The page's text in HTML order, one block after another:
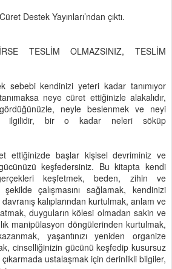
Destek Yayınları’ndan çıktı.
TESLİM OLMAZSINIZ, TESLİM
sebebi kendinizi yeteri kadar tanımıyor
neye cüret ettiğinizle alakalıdır,
neyle beslenmek ve neyi
ilgilidir, bir o kadar neleri söküp
ettiğinizde başlar kişisel devriminiz ve
keşfedersiniz. Bu kitapta kendi
keşfetmek, beden, zihin ve
çalışmasını sağlamak, kendinizi
kalıplarından kurtulmak, anlam ve
duyguların kölesi olmadan sakin ve
manipülasyon döngülerinden kurtulmak,
yaşantınızı yeniden organize
cinselliğinizin gücünü keşfedip kusursuz
ustalaşmak için derinlikli bilgiler,